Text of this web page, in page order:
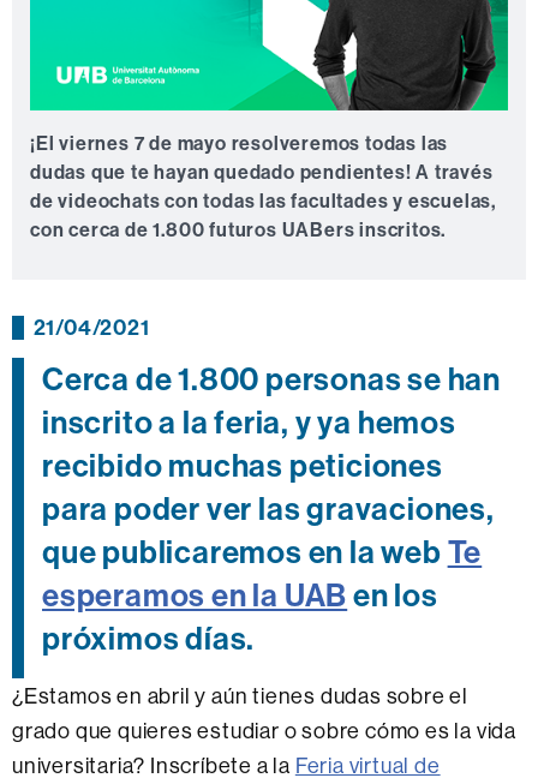
¡El viernes 7 de mayo resolveremos todas las
dudas que te hayan quedado pendientes! A través
de videochats con todas las facultades y escuelas,
con cerca de 1.800 futuros UABers inscritos.
21/04/2021
Cerca de 1.800 personas se han
inscrito a la feria, y ya hemos
recibido muchas peticiones
para poder ver las gravaciones,
que publicaremos en la webTe
esperamos en la UABen los
próximos días.
¿Estamos en abril y aún tienes dudas sobre el
grado que quieres estudiar o sobre cómo es la vida
universitaria? Inscríbete a la Feria virtual de